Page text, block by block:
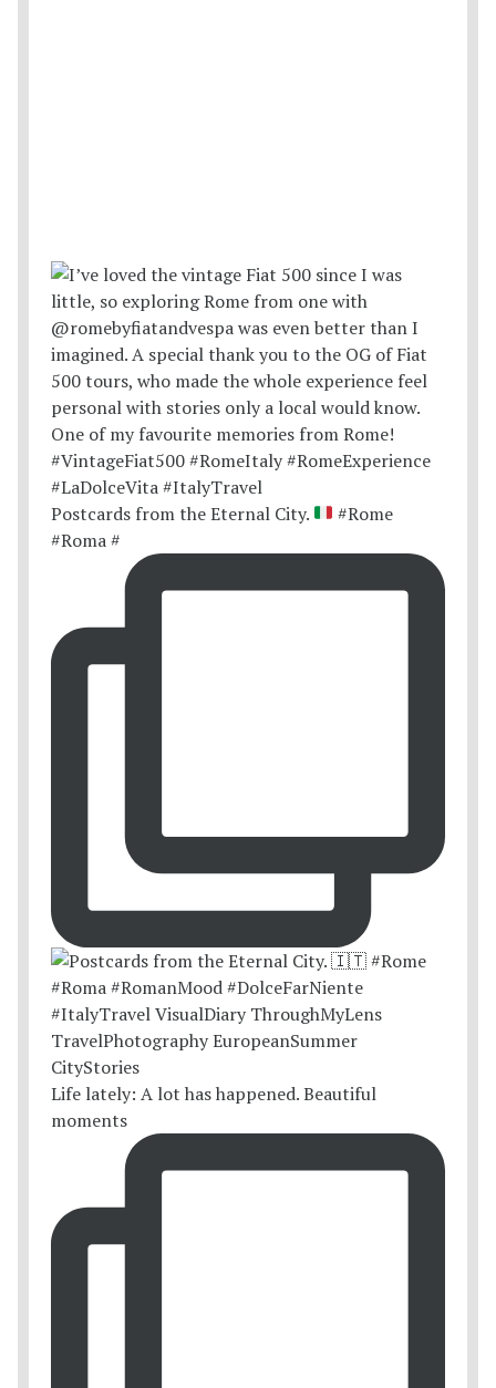
Postcards from the Eternal City.
#Rome
#Roma #
Life lately: A lot has happened. Beautiful
moments